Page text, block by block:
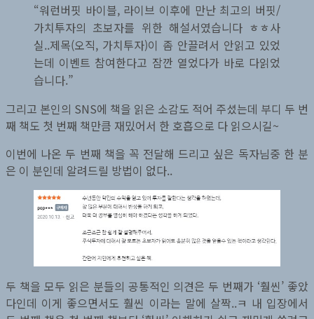
“워런버핏 바이블, 라이브 이후에 만난 최고의 버핏/
가치투자의 초보자를 위한 해설서였습니다 ㅎㅎ사
실..제목(오직, 가치투자)이 좀 안끌려서 안읽고 있었
는데 이벤트 참여한다고 잠깐 열었다가 바로 다읽었
습니다.”
그리고 본인의 SNS에 책을 읽은 소감도 적어 주셨는데 부디 두 번
째 책도 첫 번째 책만큼 재밌어서 한 호흡으로 다 읽으시길~
이번에 나온 두 번째 책을 꼭 전달해 드리고 싶은 독자님중 한 분
은 이 분인데 알려드릴 방법이 없다..
두 책을 모두 읽은 분들의 공통적인 의견은 두 번째가 ‘훨씬’ 좋았
다인데 이게 좋으면서도 훨씬 이라는 말에 살짝..ㅋ 내 입장에서